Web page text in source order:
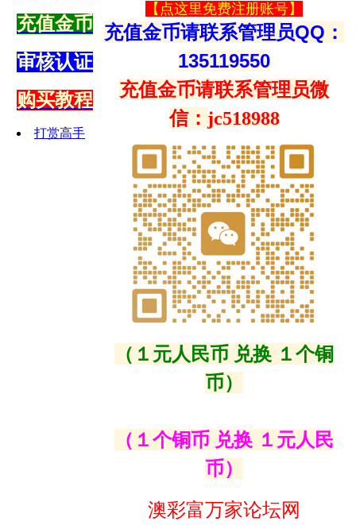
充值金币
审核认证
购买教程
打赏高手
【 点这里免费注册账号】
充值金币请联系管理员QQ：
135119550
充值金币请联系管理员微
信： jc518988
（１元人民币 兑换 １个铜
币）
（１个铜币 兑换 １元人民
币）
澳彩富万家论坛网